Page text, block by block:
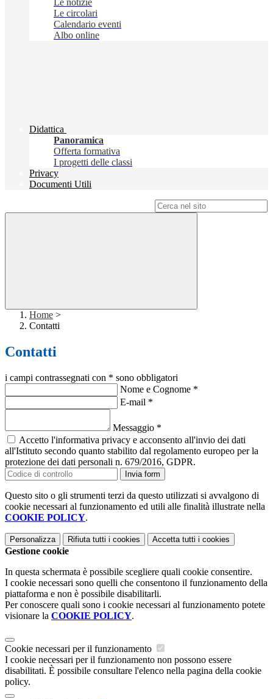
Le notizie
Le circolari
Calendario eventi
Albo online
Didattica
Panoramica
Offerta formativa
I progetti delle classi
Privacy
Documenti Utili
Home >
Contatti
Contatti
i campi contrassegnati con * sono obbligatori
Nome e Cognome *
E-mail *
Messaggio *
Accetto l'informativa privacy e acconsento all'invio dei dati
all'Istituto secondo quanto stabilito dal regolamento europeo per la
protezione dei dati personali n. 679/2016, GDPR.
Invia form
Questo sito o gli strumenti terzi da questo utilizzati si avvalgono di
cookie necessari al funzionamento ed utili alle finalità illustrate nella
COOKIE POLICY.
Personalizza Rifiuta tutti i cookies Accetta tutti i cookies
Gestione cookie
In questa schermata è possibile scegliere quali cookie consentire.
I cookie necessari sono quelli che consentono il funzionamento della
piattaforma e non è possibile disabilitarli.
Per conoscere quali sono i cookie necessari al funzionamento potete
visionare la COOKIE POLICY.
Cookie necessari per il funzionamento
I cookie necessari per il funzionamento non possono essere
disabilitati. È possibile consultare l'elenco nella pagina della cookie
policy.